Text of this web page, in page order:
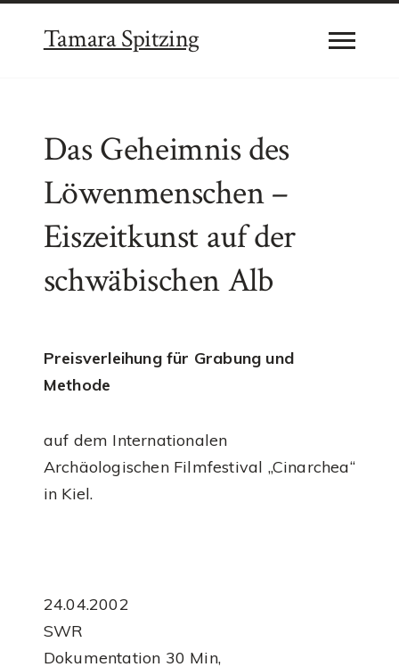
Tamara Spitzing
Das Geheimnis des
Löwenmenschen –
Eiszeitkunst auf der
schwäbischen Alb
Preisverleihung für Grabung und
Methode
auf dem Internationalen
Archäologischen Filmfestival „Cinarchea“
in Kiel.
24.04.2002
SWR
Dokumentation 30 Min,